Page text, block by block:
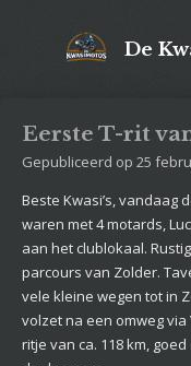
De
Eerste T-rit
Gepubliceerd op 25
Beste Kwasi’s, vandaag
waren met 4 motards, Luc
aan het clublokaal.
parcours van Zolder.
vele kleine wegen tot in
volzet na een omweg
ritje van ca. 118 km,